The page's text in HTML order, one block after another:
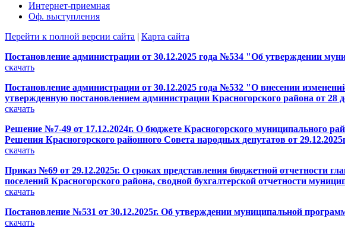
Интернет-приемная
Оф. выступления
Перейти к полной версии сайта | Карта сайта
Постановление администрации от 30.12.2025 года №534 "Об утверждении
скачать
Постановление администрации от 30.12.2025 года №532 "О внесении
утвержденную постановлением администрации Красногорского района от 28
скачать
Решение №7-49 от 17.12.2024г. О бюджете Красногорского муниципального
Решения Красногорского районного Совета народных депутатов от
скачать
Приказ №69 от 29.12.2025г. О сроках представления бюджетной отчетности
поселений Красногорского района, сводной бухгалтерской отчетности
скачать
Постановление №531 от 30.12.2025г. Об утверждении муниципальной
скачать